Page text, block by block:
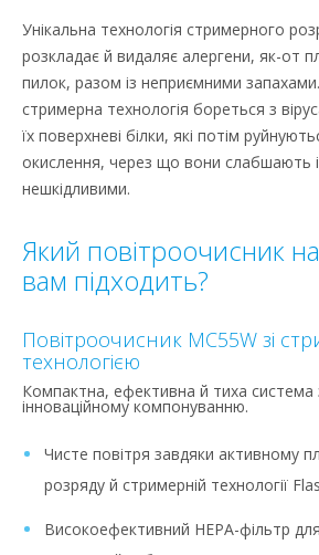
Унікальна технологія стримерного
розкладає й видаляє алергени, як-от
пилок, разом із неприємними
стримерна технологія бореться з
їх поверхневі білки, які потім
окислення, через що вони слабшають
нешкідливими.
Який повітроочисник
вам підходить?
Повітроочисник MC55W зі
технологією
Компактна, ефективна й тиха
інноваційному компонуванню.
Чисте повітря завдяки активному
розряду й стримерній технології
Високоефективний HEPA-фільтр